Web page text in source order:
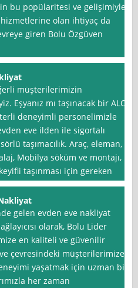
bu popülaritesi ve gelişimiyle
olan ihtiyaç da
giren Bolu Özgüven
müşterilerimizin
Eşyanız mı taşınacak bir ALO
deneyimli personelimizle
eve ilden ile sigortalı
taşımacılık. Araç, eleman,
Mobilya söküm ve montajı,
taşınması için gereken
gelen evden eve nakliyat
olarak, Bolu Lider
en kaliteli ve güvenilir
çevresindeki müşterilerimize
yaşatmak için uzman bir
her zaman